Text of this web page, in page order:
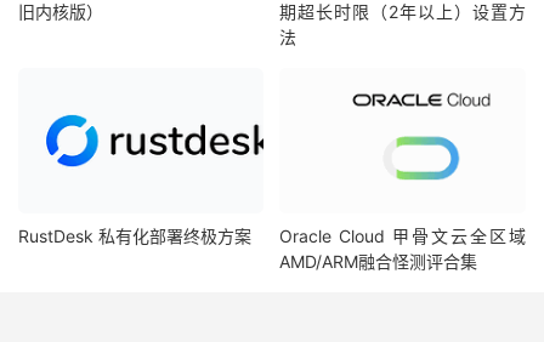
旧内核版）
期超长时限（2年以上）设置方
法
RustDesk 私有化部署终极方案​
Oracle Cloud 甲骨文云全区域
AMD/ARM融合怪测评合集